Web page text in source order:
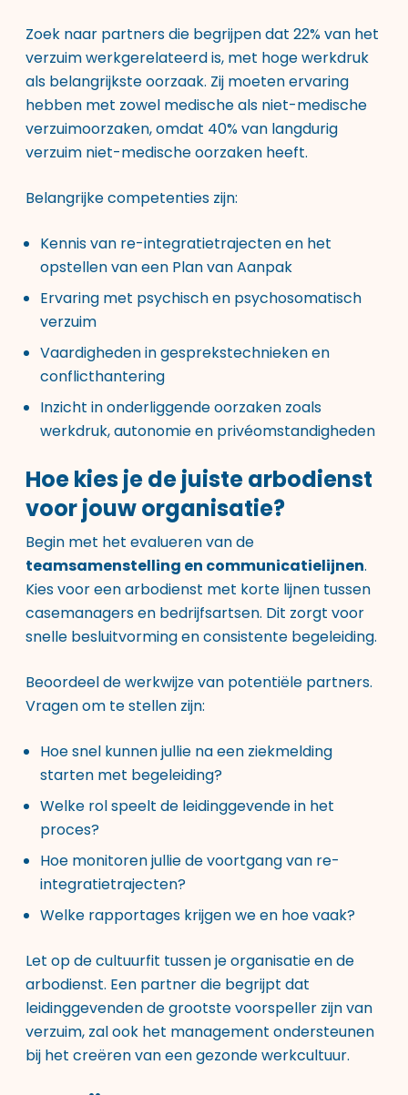
Zoek naar partners die begrijpen dat 22% van het
verzuim werkgerelateerd is, met hoge werkdruk
als belangrijkste oorzaak. Zij moeten ervaring
hebben met zowel medische als niet-medische
verzuimoorzaken, omdat 40% van langdurig
verzuim niet-medische oorzaken heeft.
Belangrijke competenties zijn:
Kennis van re-integratietrajecten en het
opstellen van een Plan van Aanpak
Ervaring met psychisch en psychosomatisch
verzuim
Vaardigheden in gesprekstechnieken en
conflicthantering
Inzicht in onderliggende oorzaken zoals
werkdruk, autonomie en privéomstandigheden
Hoe kies je de juiste arbodienst
voor jouw organisatie?
Begin met het evalueren van de
teamsamenstelling en communicatielijnen.
Kies voor een arbodienst met korte lijnen tussen
casemanagers en bedrijfsartsen. Dit zorgt voor
snelle besluitvorming en consistente begeleiding.
Beoordeel de werkwijze van potentiële partners.
Vragen om te stellen zijn:
Hoe snel kunnen jullie na een ziekmelding
starten met begeleiding?
Welke rol speelt de leidinggevende in het
proces?
Hoe monitoren jullie de voortgang van re-
integratietrajecten?
Welke rapportages krijgen we en hoe vaak?
Let op de cultuurfit tussen je organisatie en de
arbodienst. Een partner die begrijpt dat
leidinggevenden de grootste voorspeller zijn van
verzuim, zal ook het management ondersteunen
bij het creëren van een gezonde werkcultuur.